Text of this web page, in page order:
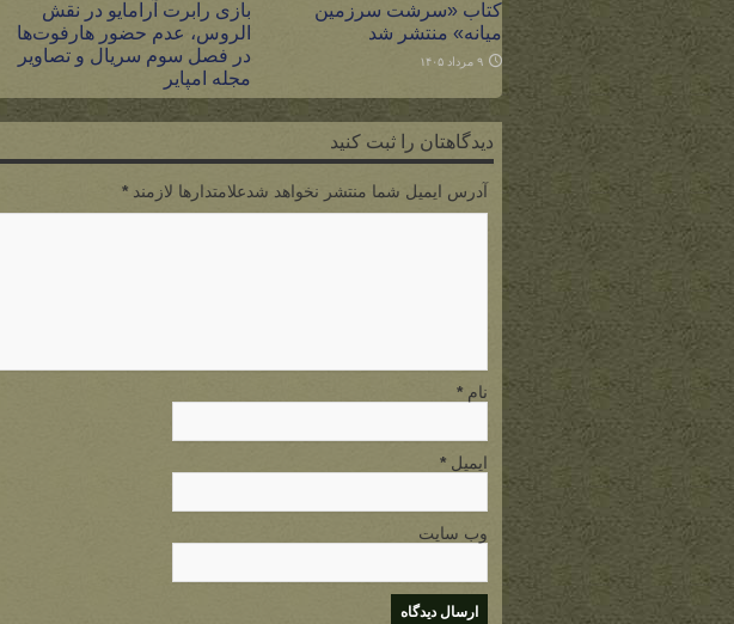
کتاب «سرشت سرزمین
میانه» منتشر شد
۹ مرداد ۱۴۰۵
بازی رابرت آرامایو در نقش
الروس، عدم حضور هارفوت‌ها
در فصل سوم سریال و تصاویر
مجله امپایر
دیدگاهتان را ثبت کنید
آدرس ایمیل شما منتشر نخواهد شدعلامتدارها لازمند*
نام *
ایمیل *
وب سایت